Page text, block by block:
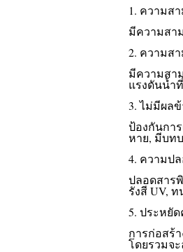
1. ความส
มีความสา
2. ความส
มีความสา
แรงดันน้ำ
3. ไม่มีผลข้
ป้องกันกา
หาย, มีบท
4. ความป
ปลอดสาร
รังสี UV,
5. ประหยั
การก่อสร้
โดยรวมจ